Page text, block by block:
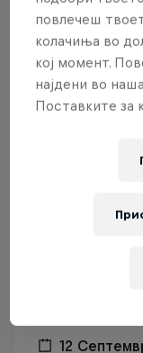
12
повлечеш
колачиња во
кој момент.
најдени во
Поставките за